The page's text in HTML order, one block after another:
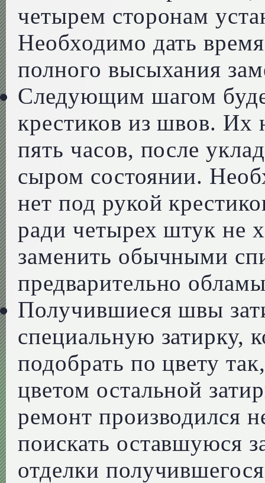
четырем сторонам
Необходимо дать
полного высыхания
Следующим шагом
крестиков из швов. Их
пять часов, после
сыром состоянии.
нет под рукой
ради четырех штук не
заменить обычными
предварительно
Получившиеся швы
специальную затирку,
подобрать по цвету
цветом остальной
ремонт производился
поискать оставшуюся
отделки